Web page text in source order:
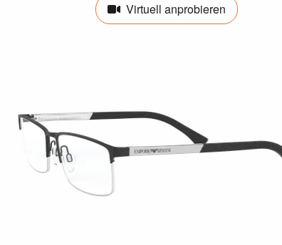
Virtuell anprobieren